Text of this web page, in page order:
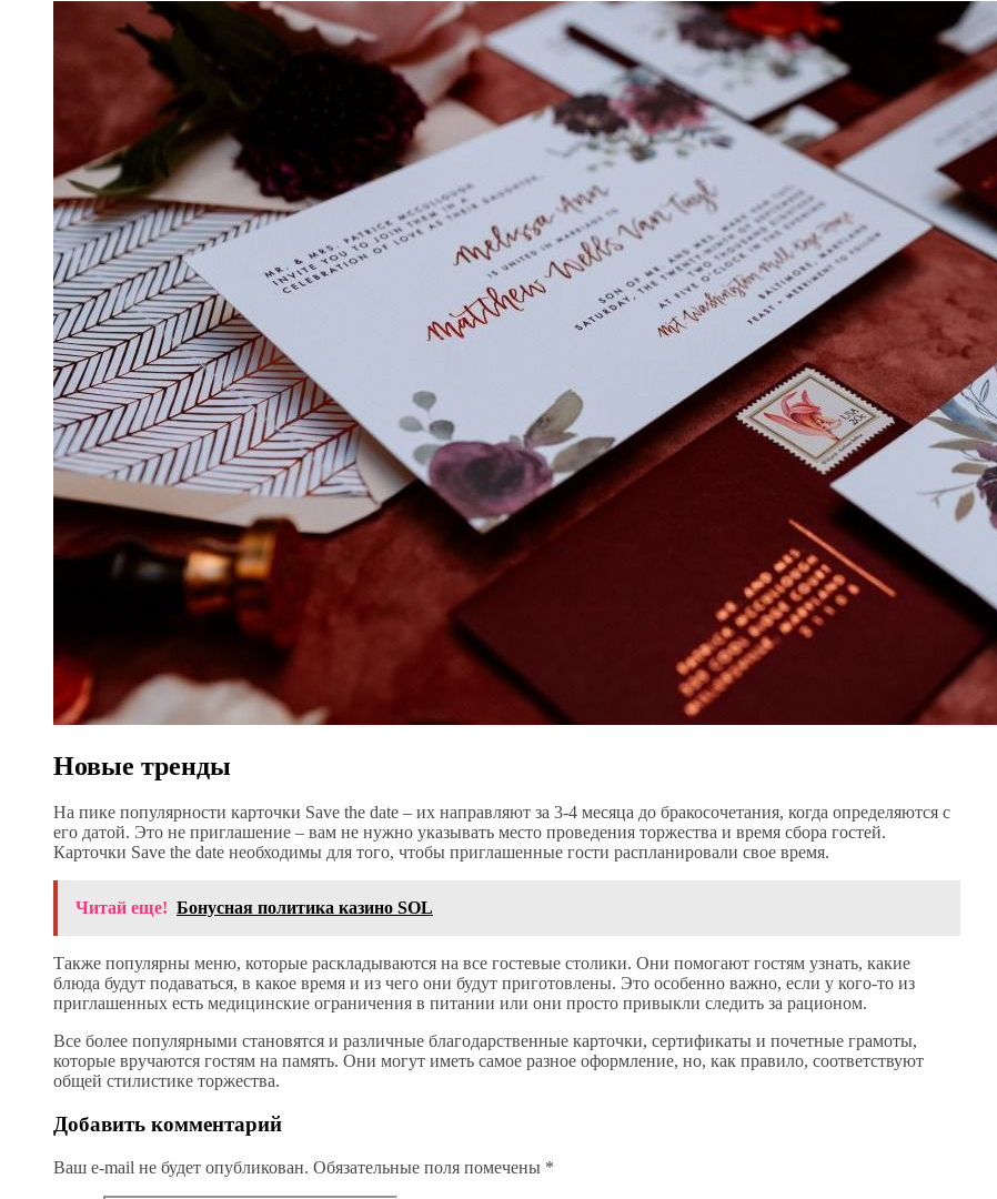
Новые тренды
На пике популярности карточки Save the date – их направляют за 3-4 месяца до бракосочетания, когда определяются с
его датой. Это не приглашение – вам не нужно указывать место проведения торжества и время сбора гостей.
Карточки Save the date необходимы для того, чтобы приглашенные гости распланировали свое время.
Читай еще! Бонусная политика казино SOL
Также популярны меню, которые раскладываются на все гостевые столики. Они помогают гостям узнать, какие
блюда будут подаваться, в какое время и из чего они будут приготовлены. Это особенно важно, если у кого-то из
приглашенных есть медицинские ограничения в питании или они просто привыкли следить за рационом.
Все более популярными становятся и различные благодарственные карточки, сертификаты и почетные грамоты,
которые вручаются гостям на память. Они могут иметь самое разное оформление, но, как правило, соответствуют
общей стилистике торжества.
Добавить комментарий
Ваш e-mail не будет опубликован. Обязательные поля помечены *